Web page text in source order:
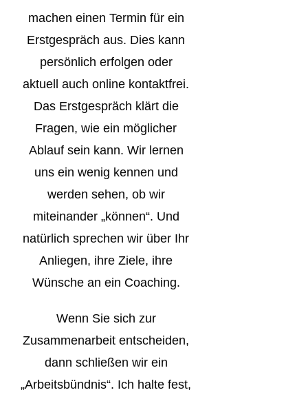
machen einen Termin für ein
Erstgespräch aus. Dies kann
persönlich erfolgen oder
aktuell auch online kontaktfrei.
Das Erstgespräch klärt die
Fragen, wie ein möglicher
Ablauf sein kann. Wir lernen
uns ein wenig kennen und
werden sehen, ob wir
miteinander „können“. Und
natürlich sprechen wir über Ihr
Anliegen, ihre Ziele, ihre
Wünsche an ein Coaching.
Wenn Sie sich zur
Zusammenarbeit entscheiden,
dann schließen wir ein
„Arbeitsbündnis“. Ich halte fest,